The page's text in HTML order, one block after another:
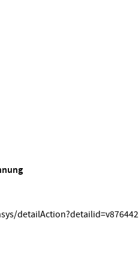
detailAction?detailid=v876442